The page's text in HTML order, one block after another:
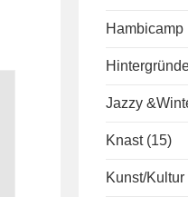
Hambicamp
Jazzy
Knast (15)
Kunst/Kultur